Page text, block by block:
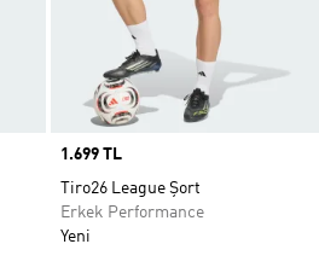
Price
1.699 TL
Tiro26 League Şort
Erkek Performance
Yeni